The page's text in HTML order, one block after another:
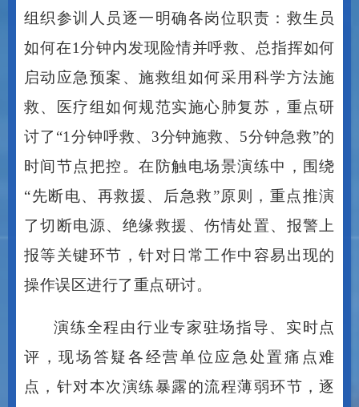
组织参训人员逐一明确各岗位职责：救生员
如何在1分钟内发现险情并呼救、总指挥如何
启动应急预案、施救组如何采用科学方法施
救、医疗组如何规范实施心肺复苏，重点研
讨了“1分钟呼救、3分钟施救、5分钟急救”的
时间节点把控。在防触电场景演练中，围绕
“先断电、再救援、后急救”原则，重点推演
了切断电源、绝缘救援、伤情处置、报警上
报等关键环节，针对日常工作中容易出现的
操作误区进行了重点研讨。
演练全程由行业专家驻场指导、实时点
评，现场答疑各经营单位应急处置痛点难
点，针对本次演练暴露的流程薄弱环节，逐